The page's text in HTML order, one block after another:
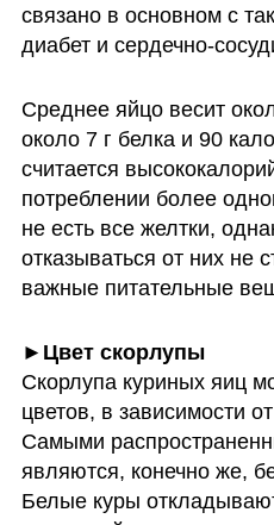
связано в основном с
диабет и сердечно-
Среднее яйцо весит
около 7 г белка и 90
считается
потреблении более
не есть все желтки,
отказываться от них не
важные питательные
►Цвет скорлупы
Скорлупа куриных яиц
цветов, в зависимости
Самыми
являются, конечно же,
Белые куры